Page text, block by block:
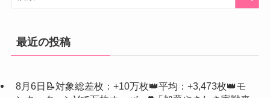
最近の投稿
8月6日📝対象総差枚：+10万枚👑平均：+3,473枚👑モ